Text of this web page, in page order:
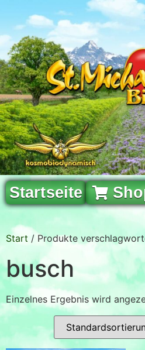
Startseite
Start / Produkte
busch
Einzelnes Ergebnis wird